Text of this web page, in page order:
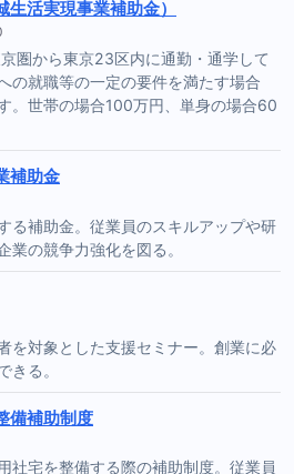
活実現事業補助金）
圏から東京23区内に通勤・通学して
の就職等の一定の要件を満たす場合
。世帯の場合100万円、単身の場合60
補助金
る補助金。従業員のスキルアップや研
業の競争力強化を図る。
を対象とした支援セミナー。創業に必
きる。
備補助制度
社宅を整備する際の補助制度。従業員